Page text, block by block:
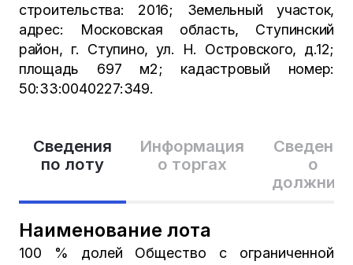
Сведения
по лоту
Информация
о торгах
Сведения
о
Наименование лота
100 % долей Общество с ограниченной
строительства: 2016; Земельный участок,
адрес: Московская область, Ступинский
район, г. Ступино, ул. Н. Островского, д.12;
площадь 697 м2; кадастровый номер:
50:33:0040227:349.